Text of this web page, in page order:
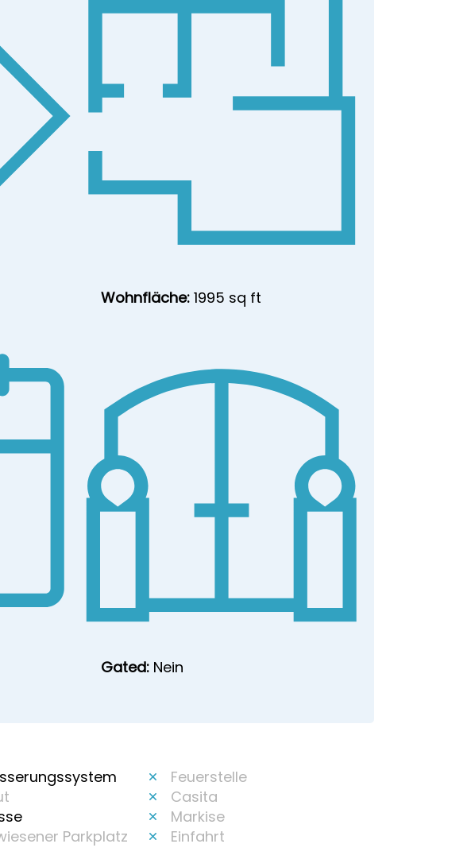
Wohnfläche:1995 sq ft
Gated:Nein
Feuerstelle
Casita
Markise
Parkplatz
Einfahrt